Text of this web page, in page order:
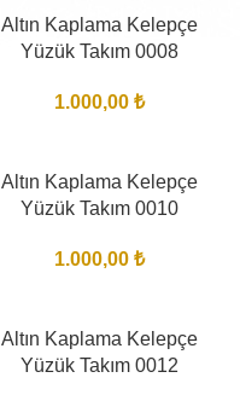
Altın Kaplama Kelepçe
Yüzük Takım 0008
1.000,00 ₺
Altın Kaplama Kelepçe
Yüzük Takım 0010
1.000,00 ₺
Altın Kaplama Kelepçe
Yüzük Takım 0012